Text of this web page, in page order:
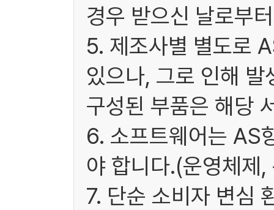
경우 받으신 날로부
5. 제조사별 별도로
있으나, 그로 인해
구성된 부품은 해당
6. 소프트웨어는 AS
야 합니다.(운영체제
7. 단순 소비자 변심